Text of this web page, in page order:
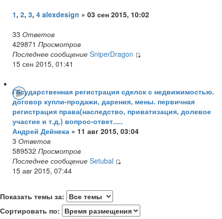
1, 2, 3, 4 alexdesign » 03 сен 2015, 10:02
33 Ответов
429871 Просмотров
Последнее сообщение SniperDragon
15 сен 2015, 01:41
Государственная регистрация сделок с недвижимостью.
договор купли-продажи, дарения, мены. первичная
регистрация права(наследство, приватизация, долевое
участие и т.д.) вопрос-ответ.....
Андрей Дейнека » 11 авг 2015, 03:04
3 Ответов
589532 Просмотров
Последнее сообщение Setubal
15 авг 2015, 07:44
Показать темы за:
Сортировать по: